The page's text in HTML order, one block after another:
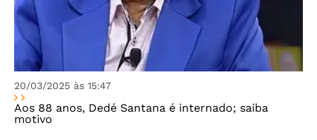
20/03/2025 às 15:47
Aos 88 anos, Dedé Santana é internado; saiba
motivo